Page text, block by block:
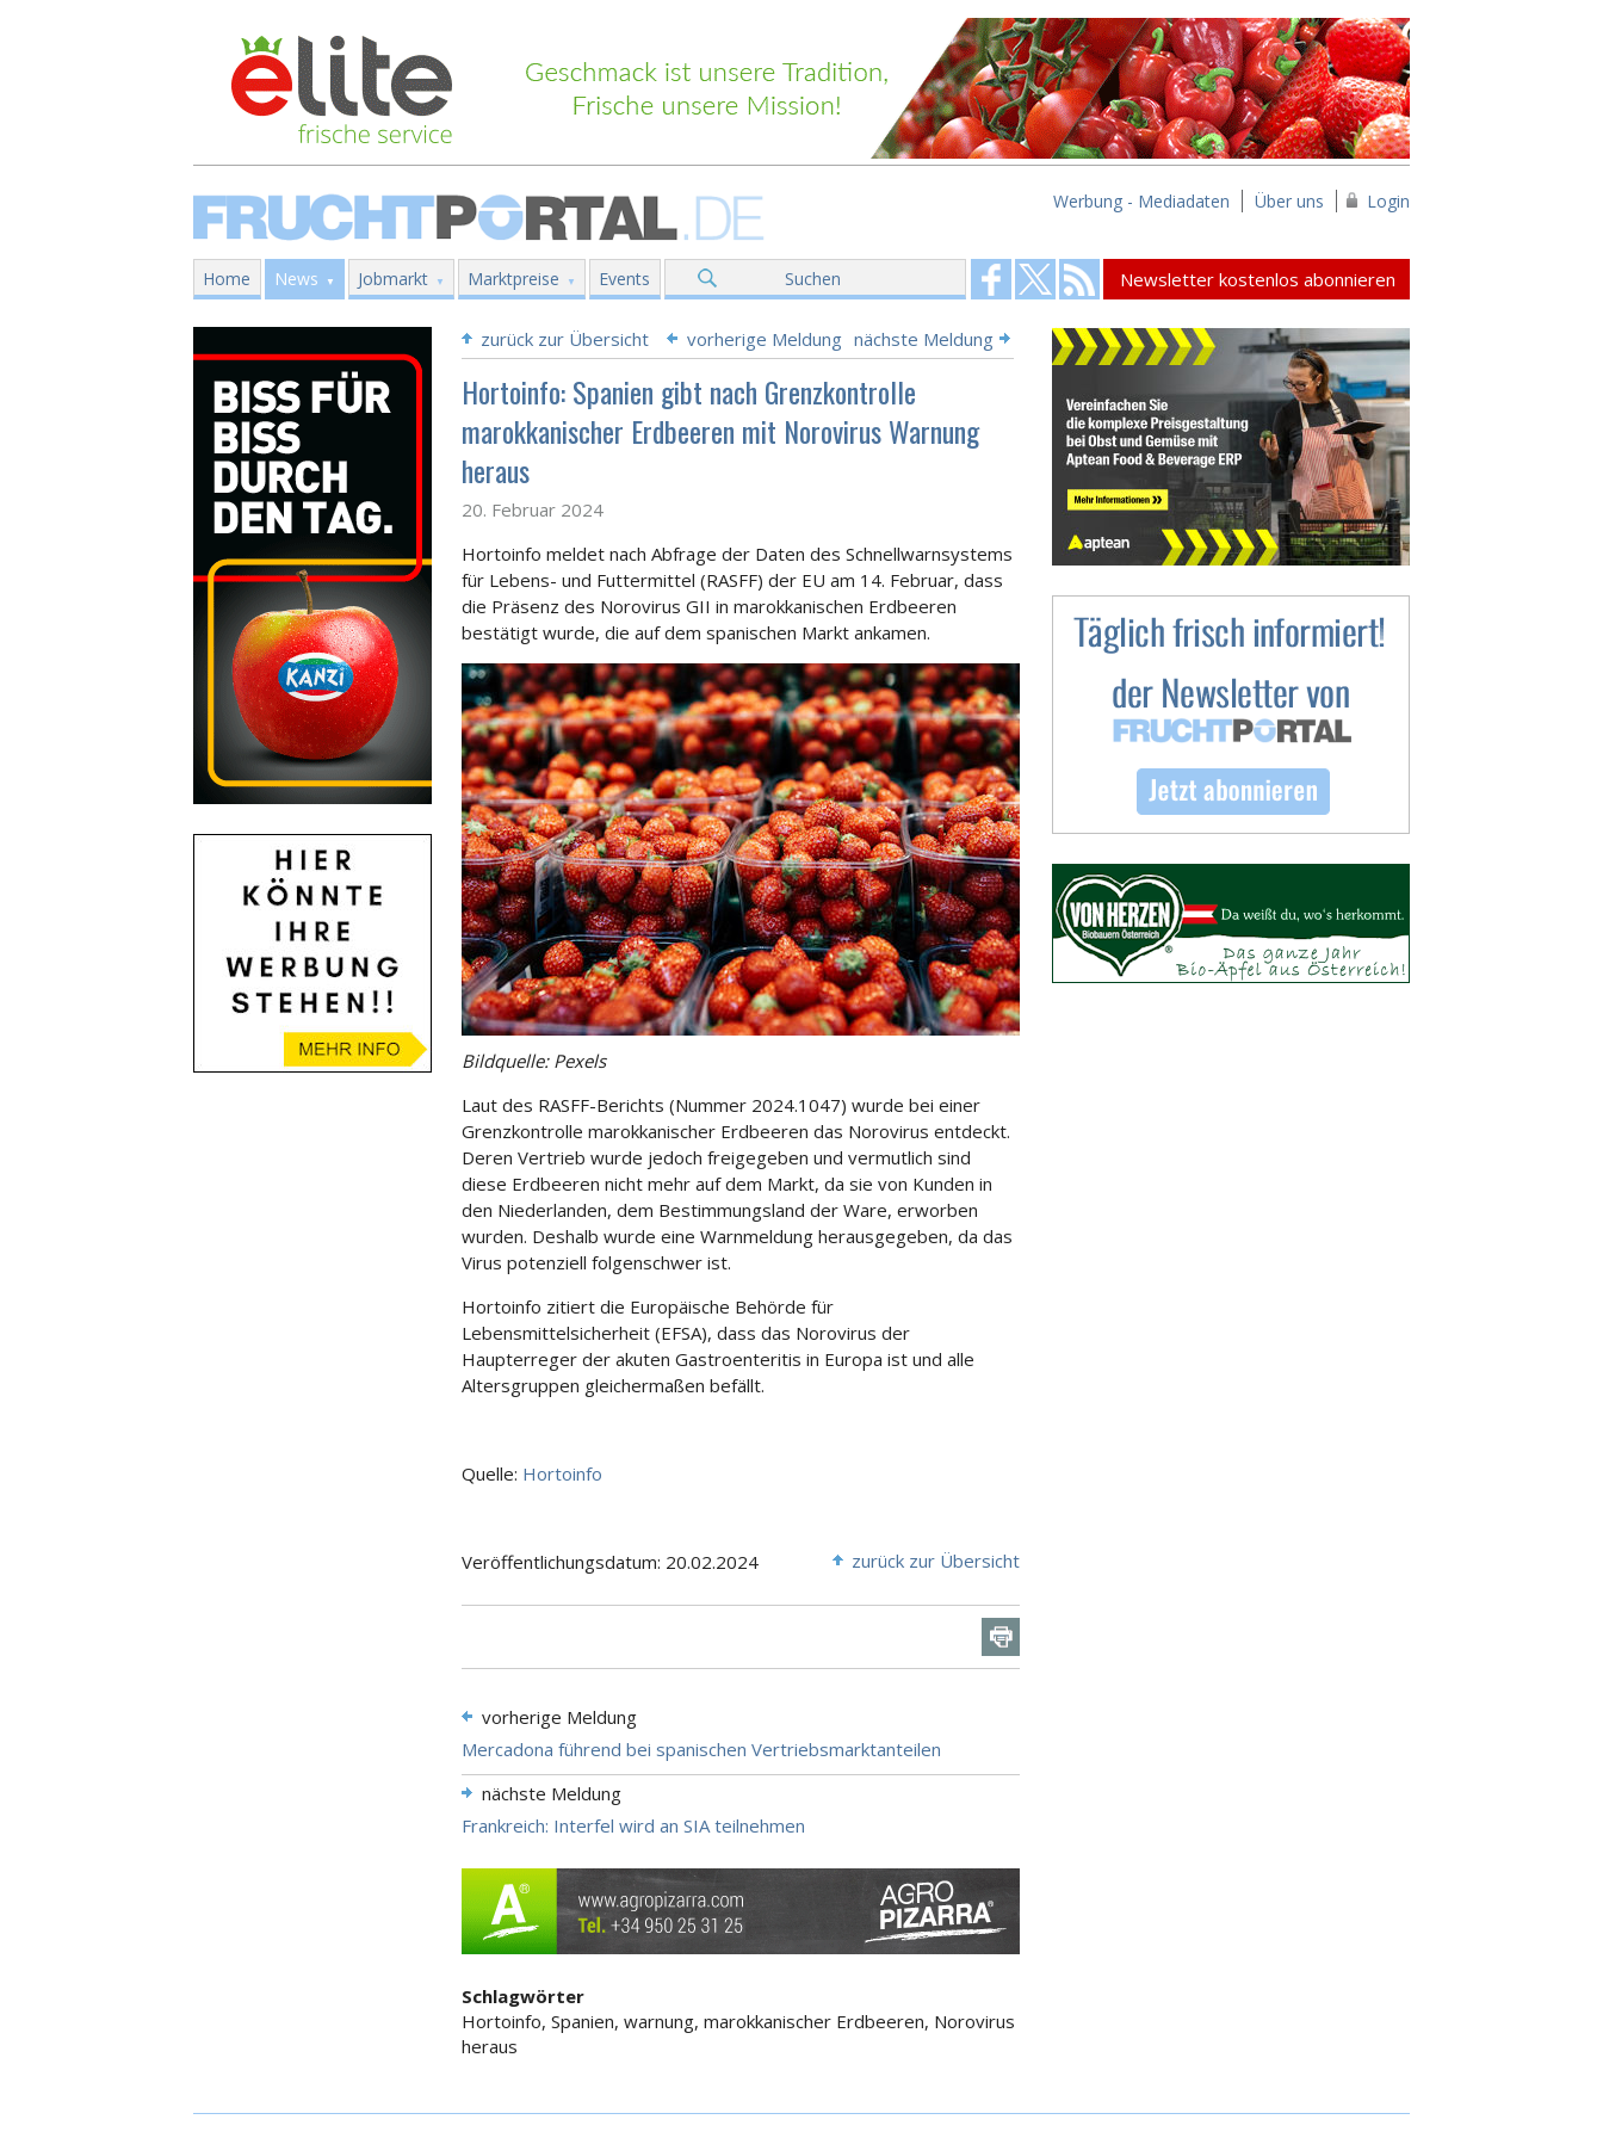
Werbung - Mediadaten Über uns Login
Home News Jobmarkt Marktpreise Events Suchen Newsletter kostenlos abonnieren
zurück zur Übersicht vorherige Meldung nächste Meldung
Hortoinfo: Spanien gibt nach Grenzkontrolle
marokkanischer Erdbeeren mit Norovirus Warnung
heraus
20. Februar 2024
Hortoinfo meldet nach Abfrage der Daten des Schnellwarnsystems
für Lebens- und Futtermittel (RASFF) der EU am 14. Februar, dass
die Präsenz des Norovirus GII in marokkanischen Erdbeeren
bestätigt wurde, die auf dem spanischen Markt ankamen.
Bildquelle: Pexels
Laut des RASFF-Berichts (Nummer 2024.1047) wurde bei einer
Grenzkontrolle marokkanischer Erdbeeren das Norovirus entdeckt.
Deren Vertrieb wurde jedoch freigegeben und vermutlich sind
diese Erdbeeren nicht mehr auf dem Markt, da sie von Kunden in
den Niederlanden, dem Bestimmungsland der Ware, erworben
wurden. Deshalb wurde eine Warnmeldung herausgegeben, da das
Virus potenziell folgenschwer ist.
Hortoinfo zitiert die Europäische Behörde für
Lebensmittelsicherheit (EFSA), dass das Norovirus der
Haupterreger der akuten Gastroenteritis in Europa ist und alle
Altersgruppen gleichermaßen befällt.
Quelle: Hortoinfo
Veröffentlichungsdatum: 20.02.2024 zurück zur Übersicht
vorherige Meldung
Mercadona führend bei spanischen Vertriebsmarktanteilen
nächste Meldung
Frankreich: Interfel wird an SIA teilnehmen
Schlagwörter
Hortoinfo, Spanien, warnung, marokkanischer Erdbeeren, Norovirus
heraus